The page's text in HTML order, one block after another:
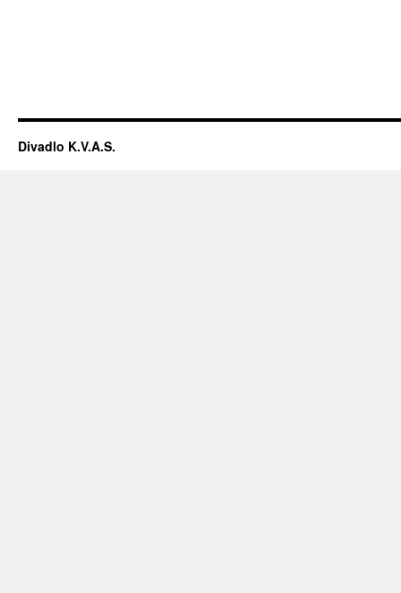
Divadlo K.V.A.S.